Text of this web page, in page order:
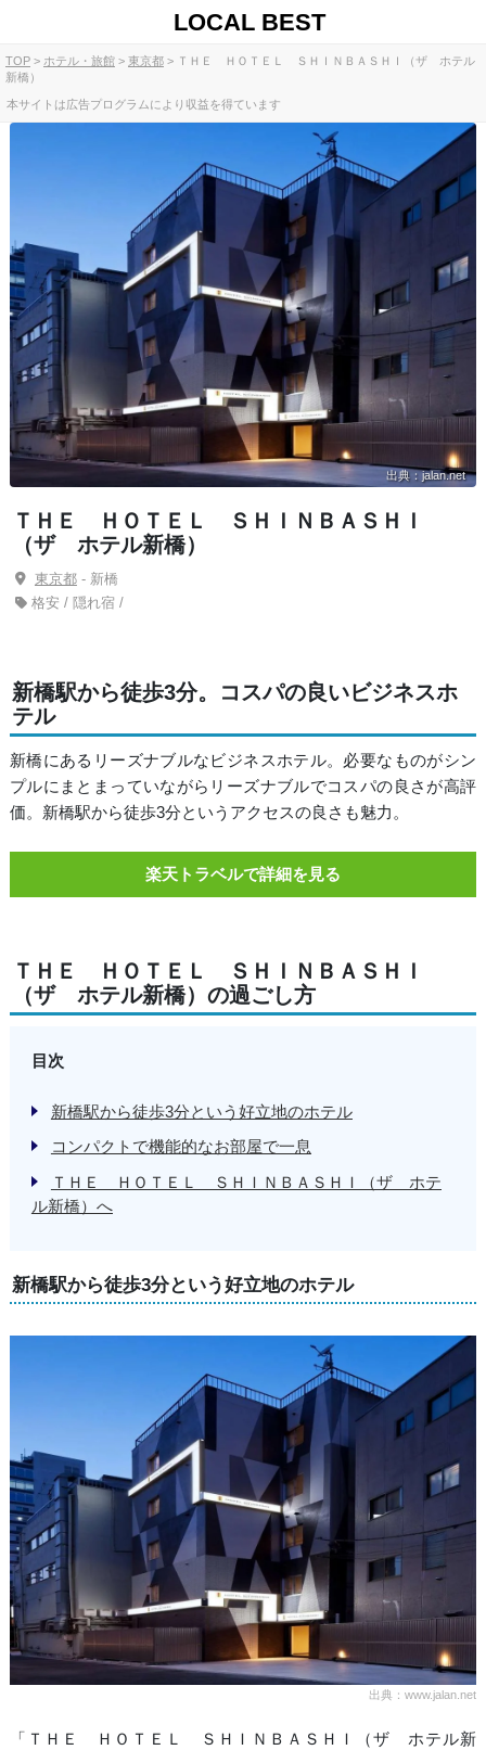
LOCAL BEST
TOP ホテル・旅館 東京都
ＴＨＥ ＨＯＴＥＬ ＳＨＩＮＢＡＳＨＩ（ザ ホテル
新橋）
本サイトは広告プログラムにより収益を得ています
出典：jalan.net
ＴＨＥ ＨＯＴＥＬ ＳＨＩＮＢＡＳＨＩ
（ザ ホテル新橋）
東京都- 新橋
格安 / 隠れ宿 /
新橋駅から徒歩3分。コスパの良いビジネスホ
テル
新橋にあるリーズナブルなビジネスホテル。必要なものがシン
プルにまとまっていながらリーズナブルでコスパの良さが高評
価。新橋駅から徒歩3分というアクセスの良さも魅力。
楽天トラベルで詳細を見る
ＴＨＥ ＨＯＴＥＬ ＳＨＩＮＢＡＳＨＩ
（ザ ホテル新橋）の過ごし方
目次
新橋駅から徒歩3分という好立地のホテル
コンパクトで機能的なお部屋で一息
ＴＨＥ ＨＯＴＥＬ ＳＨＩＮＢＡＳＨＩ（ザ ホテ
ル新橋）へ
新橋駅から徒歩3分という好立地のホテル
出典：www.jalan.net
「ＴＨＥ ＨＯＴＥＬ ＳＨＩＮＢＡＳＨＩ（ザ ホテル新